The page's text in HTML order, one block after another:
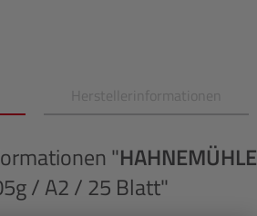
Herstellerinformationen
"HAHNEMÜHLE
/ A2 / 25 Blatt"